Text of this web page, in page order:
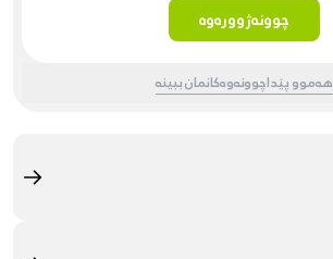
چوونەژوورەوە
هەموو پێداچوونەوەکانمان ببینە